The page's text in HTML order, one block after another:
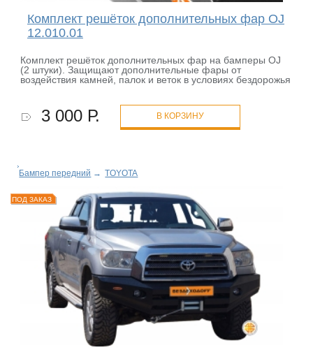
Комплект решёток дополнительных фар OJ
12.010.01
Комплект решёток дополнительных фар на бамперы OJ
(2 штуки). Защищают дополнительные фары от
воздействия камней, палок и веток в условиях бездорожья
3 000 Р. В КОРЗИНУ
Бампер передний → TOYOTA
ПОД ЗАКАЗ